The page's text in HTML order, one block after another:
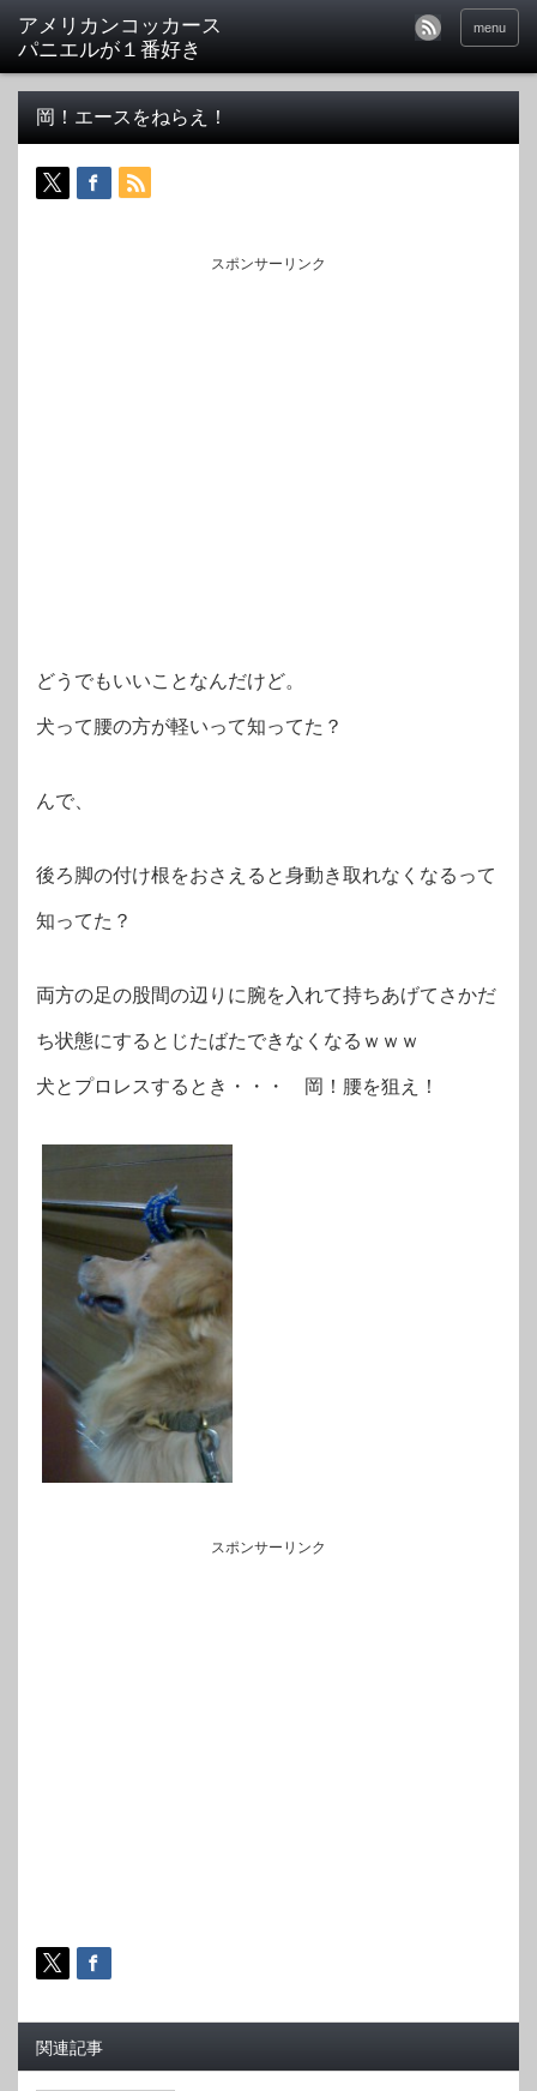
アメリカンコッカース
パニエルが１番好き
menu
岡！エースをねらえ！
スポンサーリンク
どうでもいいことなんだけど。
犬って腰の方が軽いって知ってた？
んで、
後ろ脚の付け根をおさえると身動き取れなくなるって
知ってた？
両方の足の股間の辺りに腕を入れて持ちあげてさかだ
ち状態にするとじたばたできなくなるｗｗｗ
犬とプロレスするとき・・・ 岡！腰を狙え！
スポンサーリンク
関連記事